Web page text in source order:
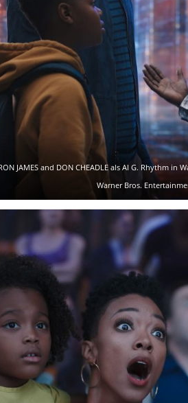
JAMES and DON CHEADLE als AI G. Rhythm
Warner Bros.